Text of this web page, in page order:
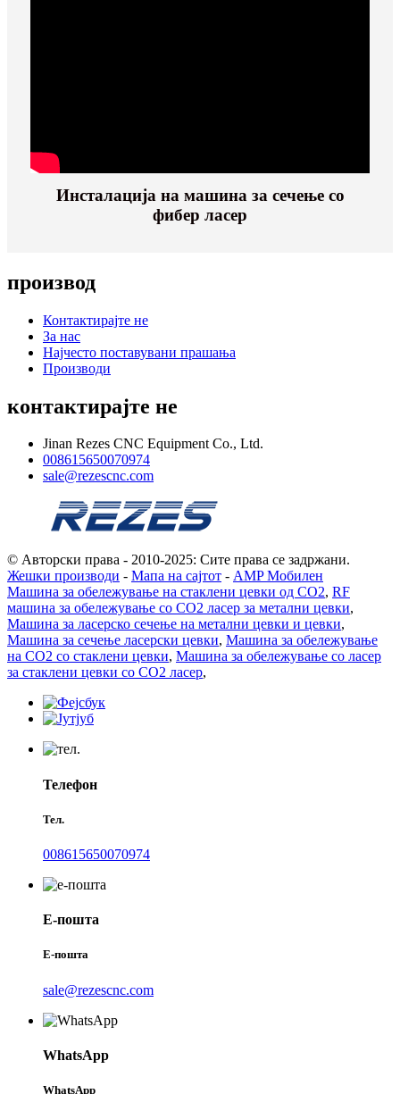
Инсталација на машина за сечење со
фибер ласер
производ
Контактирајте не
За нас
Најчесто поставувани прашања
Производи
контактирајте не
Jinan Rezes CNC Equipment Co., Ltd.
008615650070974
sale@rezescnc.com
© Авторски права - 2010-2025: Сите права се задржани.
Жешки производи - Мапа на сајтот - AMP Мобилен
Машина за обележување на стаклени цевки од CO2, RF
машина за обележување со CO2 ласер за метални цевки,
Машина за ласерско сечење на метални цевки и цевки,
Машина за сечење ласерски цевки, Машина за обележување
на CO2 со стаклени цевки, Машина за обележување со ласер
за стаклени цевки со CO2 ласер,
Телефон
Тел.
008615650070974
Е-пошта
Е-пошта
sale@rezescnc.com
WhatsApp
WhatsApp